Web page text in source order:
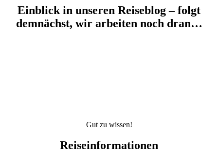
Einblick in unseren Reiseblog – folgt
demnächst, wir arbeiten noch dran…
Gut zu wissen!
Reiseinformationen